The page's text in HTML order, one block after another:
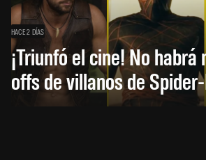
HACE 2 DÍAS
¡Triunfó el cine! No habrá
offs de villanos de